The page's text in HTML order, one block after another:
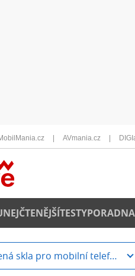
AVmania.cz
NEJČTENĚJŠÍTESTYPORADNA
Tvrzená skla pro mobilní telefony